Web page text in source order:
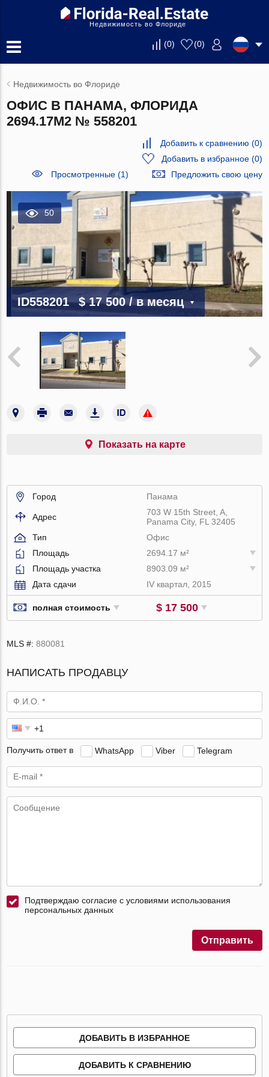
Недвижимость во Флориде
(0) (0)
Недвижимость во Флориде
ОФИС В ПАНАМА, ФЛОРИДА
2694.17М2 № 558201
Добавить к сравнению (0)
Добавить в избранное(0)
Просмотренные (1)
Предложить свою цену
50
ID558201 $ 17 500/ в месяц
Показать на карте
Город Панама
Адрес
703 W 15th Street, A,
Panama City, FL 32405
Тип
Офис
Площадь
2694.17 м²
Площадь участка
8903.09 м²
Дата сдачи
IV квартал, 2015
полная стоимость $ 17 500
MLS #:880081
НАПИСАТЬ ПРОДАВЦУ
Получить ответ в WhatsApp Viber Telegram
Подтверждаю согласие с условиями использования
персональных данных
Отправить
ДОБАВИТЬ В ИЗБРАННОЕ
ДОБАВИТЬ К СРАВНЕНИЮ